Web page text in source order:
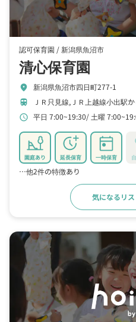
認可保育園 /新潟県魚沼市
清心保育園
location_on 新潟県魚沼市四日町277-1
train ＪＲ只見線,ＪＲ上越線小出駅
schedule 平日 7:00~19:30 土曜
園庭あり 延長保育 一時保育
…他2件の特徴あり
気になるリ